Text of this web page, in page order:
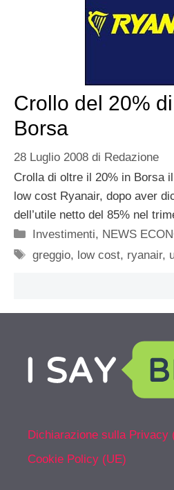
Crollo del 20%
Borsa
28 Luglio 2008 di Redazione
Crolla di oltre il 20% in Borsa
low cost Ryanair, dopo aver
dell’utile netto del 85% nel
Categorie
Investimenti, NEWS
Tag
greggio, low cost, ryanair,
Dichiarazione sulla Privacy
Cookie Policy (UE)